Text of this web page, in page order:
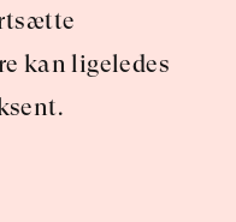
kan ligeledes